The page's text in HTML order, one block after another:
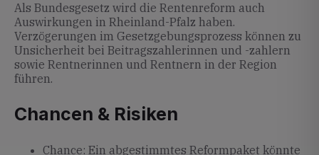
Als Bundesgesetz wird die Rentenreform auch
Auswirkungen in Rheinland-Pfalz haben.
Verzögerungen im Gesetzgebungsprozess können zu
Unsicherheit bei Beitragszahlerinnen und -zahlern
sowie Rentnerinnen und Rentnern in der Region
führen.
Chancen & Risiken
Chance: Ein abgestimmtes Reformpaket könnte